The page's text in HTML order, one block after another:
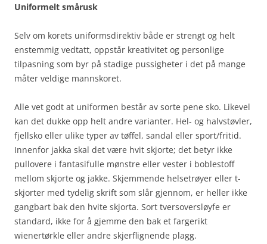
Uniformelt smårusk
Selv om korets uniformsdirektiv både er strengt og helt
enstemmig vedtatt, oppstår kreativitet og personlige
tilpasning som byr på stadige pussigheter i det på mange
måter veldige mannskoret.
Alle vet godt at uniformen består av sorte pene sko. Likevel
kan det dukke opp helt andre varianter. Hel- og halvstøvler,
fjellsko eller ulike typer av tøffel, sandal eller sport/fritid.
Innenfor jakka skal det være hvit skjorte; det betyr ikke
pullovere i fantasifulle mønstre eller vester i boblestoff
mellom skjorte og jakke. Skjemmende helsetrøyer eller t-
skjorter med tydelig skrift som slår gjennom, er heller ikke
gangbart bak den hvite skjorta. Sort tversoversløyfe er
standard, ikke for å gjemme den bak et fargerikt
wienertørkle eller andre skjerflignende plagg.